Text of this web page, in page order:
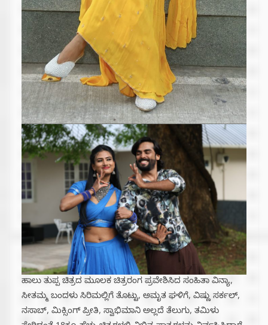
ಹಾಲು ತುಪ್ಪ ಚಿತ್ರದ ಮೂಲಕ ಚಿತ್ರರಂಗ ಪ್ರವೇಶಿಸಿದ ಸಂಹಿತಾ ವಿನ್ಯಾ,‌
ಸೀತಮ್ಮ ಬಂದಳು ಸಿರಿಮಲ್ಲಿಗೆ ತೊಟ್ಟು, ಅಮೃತ ಘಳಿಗೆ, ವಿಷ್ಣು ಸರ್ಕಲ್,
ನಸಾಬ್, ಮಿಕ್ಸಿಂಗ್ ಪ್ರೀತಿ, ಸ್ವಾಭಿಮಾನಿ ಅಲ್ಲದೆ ತೆಲುಗು, ತಮಿಳು